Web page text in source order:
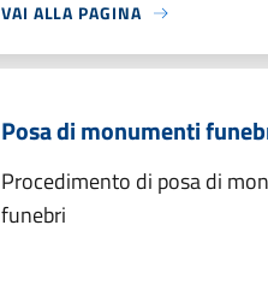
VAI ALLA PAGINA
Posa di monumenti
Procedimento di posa di
funebri